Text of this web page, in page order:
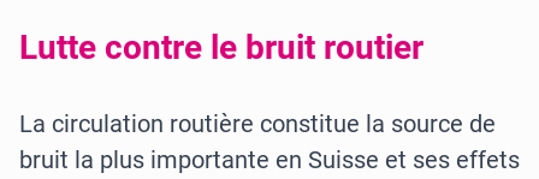
Lutte contre le bruit routier
La circulation routière constitue la source de
bruit la plus importante en Suisse et ses effets